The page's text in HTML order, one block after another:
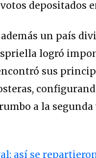
depositados
un país
logró
sus
a la segunda
así se